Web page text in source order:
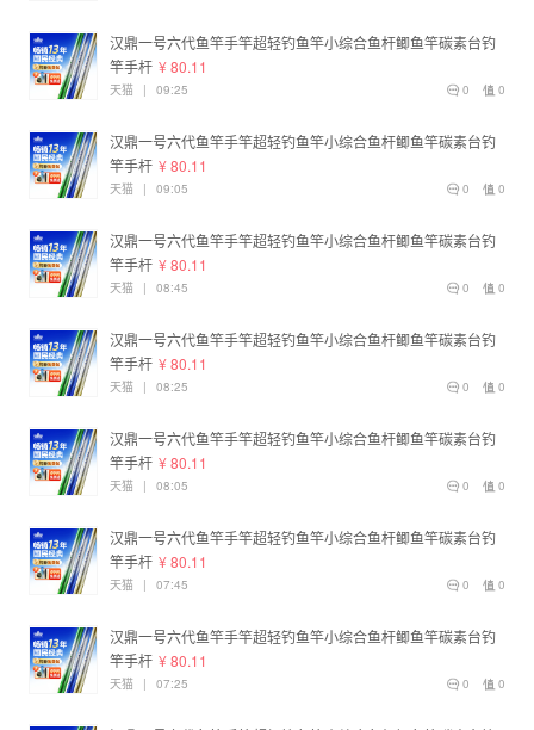
汉鼎一号六代鱼竿手竿超轻钓鱼竿小综合鱼杆鲫鱼竿碳素台钓
竿手杆 ¥ 80.11
0
0
天猫 | 09:25
汉鼎一号六代鱼竿手竿超轻钓鱼竿小综合鱼杆鲫鱼竿碳素台钓
竿手杆 ¥ 80.11
0
0
天猫 | 09:05
汉鼎一号六代鱼竿手竿超轻钓鱼竿小综合鱼杆鲫鱼竿碳素台钓
竿手杆 ¥ 80.11
0
0
天猫 | 08:45
汉鼎一号六代鱼竿手竿超轻钓鱼竿小综合鱼杆鲫鱼竿碳素台钓
竿手杆 ¥ 80.11
0
0
天猫 | 08:25
汉鼎一号六代鱼竿手竿超轻钓鱼竿小综合鱼杆鲫鱼竿碳素台钓
竿手杆 ¥ 80.11
0
0
天猫 | 08:05
汉鼎一号六代鱼竿手竿超轻钓鱼竿小综合鱼杆鲫鱼竿碳素台钓
竿手杆 ¥ 80.11
0
0
天猫 | 07:45
汉鼎一号六代鱼竿手竿超轻钓鱼竿小综合鱼杆鲫鱼竿碳素台钓
竿手杆 ¥ 80.11
0
0
天猫 | 07:25